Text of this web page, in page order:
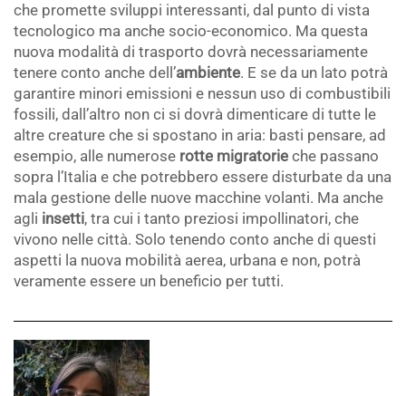
che promette sviluppi interessanti, dal punto di vista
tecnologico ma anche socio-economico. Ma questa
nuova modalità di trasporto dovrà necessariamente
tenere conto anche dell’ambiente. E se da un lato potrà
garantire minori emissioni e nessun uso di combustibili
fossili, dall’altro non ci si dovrà dimenticare di tutte le
altre creature che si spostano in aria: basti pensare, ad
esempio, alle numerose rotte migratorie che passano
sopra l’Italia e che potrebbero essere disturbate da una
mala gestione delle nuove macchine volanti. Ma anche
agli insetti, tra cui i tanto preziosi impollinatori, che
vivono nelle città. Solo tenendo conto anche di questi
aspetti la nuova mobilità aerea, urbana e non, potrà
veramente essere un beneficio per tutti.